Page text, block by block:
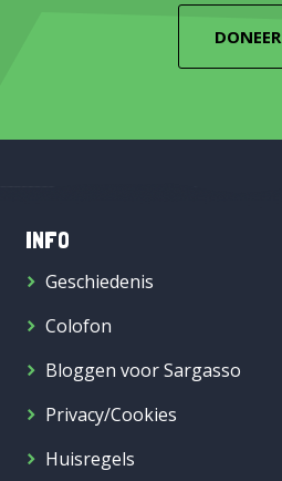
DONEER
INFO
Geschiedenis
Colofon
Bloggen voor Sargasso
Privacy/Cookies
Huisregels